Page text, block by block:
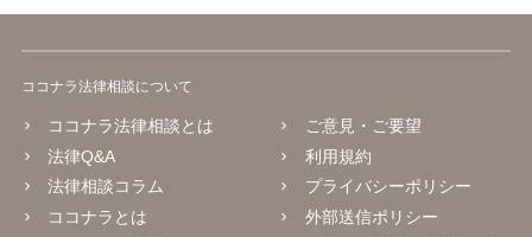
ココナラ法律相談について
ココナラ法律相談とは
法律Q&A
法律相談コラム
ココナラとは
ご意見・ご要望
利用規約
プライバシーポリシー
外部送信ポリシー